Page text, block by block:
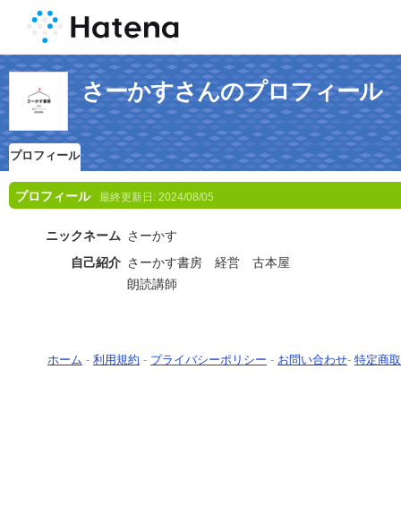
さーかすさんのプロフィール
プロフィール
プロフィール 最終更新日: 2024/08/05
ニックネーム さーかす
自己紹介 さーかす書房 経営 古本屋
朗読講師
ホーム - 利用規約 - プライバシーポリシー - お問い合わせ- 特定商